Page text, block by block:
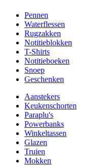
Pennen
Waterflessen
Rugzakken
Notitieblokken
T-Shirts
Notitieboeken
Snoep
Geschenken
Aanstekers
Keukenschorten
Paraplu's
Powerbanks
Winkeltassen
Glazen
Truien
Mokken